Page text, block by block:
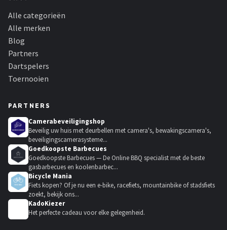
Alle categorieën
Alle merken
Blog
Partners
Dartspelers
Toernooien
PARTNERS
Camerabeveiligingshop
Beveilig uw huis met deurbellen met camera's, bewakingscamera's,
beveiligingscamerasysteme...
Goedkoopste Barbecues
Goedkoopste Barbecues — De Online BBQ specialist met de beste
gasbarbecues en koolenbarbec...
Bicycle Mania
Fiets kopen? Of je nu een e-bike, racefiets, mountainbike of stadsfiets
zoekt, bekijk ons...
KadoKiezer
Het perfecte cadeau voor elke gelegenheid.